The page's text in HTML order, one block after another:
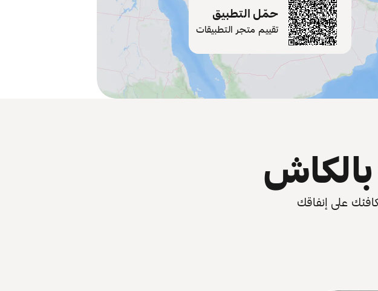
حمّل التطبيق
تقييم متجر التطبيقات
على إنفاقك